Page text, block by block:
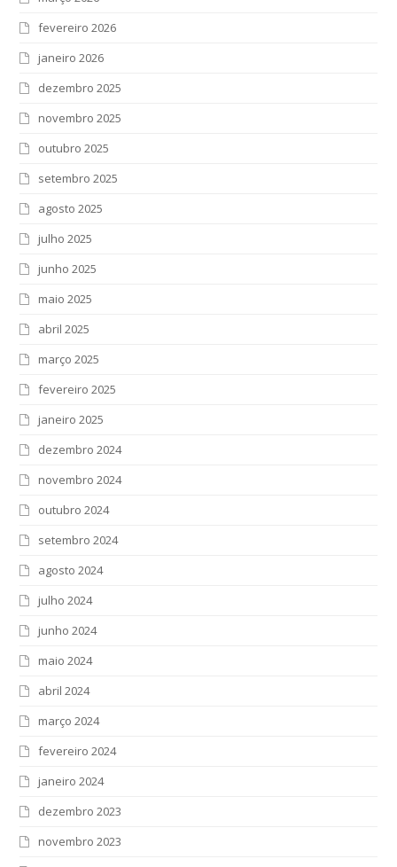
fevereiro 2026
janeiro 2026
dezembro 2025
novembro 2025
outubro 2025
setembro 2025
agosto 2025
julho 2025
junho 2025
maio 2025
abril 2025
março 2025
fevereiro 2025
janeiro 2025
dezembro 2024
novembro 2024
outubro 2024
setembro 2024
agosto 2024
julho 2024
junho 2024
maio 2024
abril 2024
março 2024
fevereiro 2024
janeiro 2024
dezembro 2023
novembro 2023